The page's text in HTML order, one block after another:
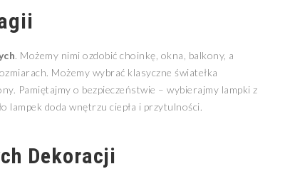
. Możemy nimi ozdobić choinkę, okna, balkony, a
Możemy wybrać klasyczne światełka
Pamiętajmy o bezpieczeństwie – wybierajmy lampki z
lampek doda wnętrzu ciepła i przytulności.
Dekoracji